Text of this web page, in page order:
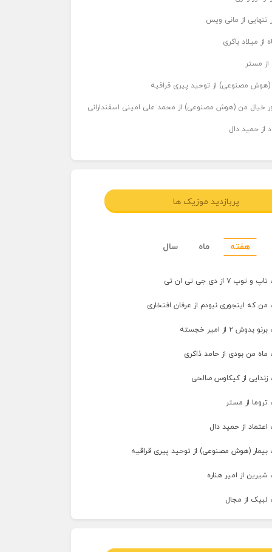
تنهایی از مانی ویس
از میلاد باکری
از مستر
(هوش مصنوعی) از توحید پیری قراقیه
خیال من (هوش مصنوعی) از محمد علی امینی اسفندارانی
از حمید دال
پربازدید موزیک ها
هفته ماه سال
۷ از دی جی تی ان تی
من که اینجوری نبودم از عرفان افتخاری
۲ از امیر خجسته
ماه من بودی از حامد ذاکری
زندایی از کیکاوس صالحی
تروما از مستر
اعتماد از حمید دال
بیمار (هوش مصنوعی) از توحید پیری قراقیه
شیرین از امیر هناره
لبیک از مجال